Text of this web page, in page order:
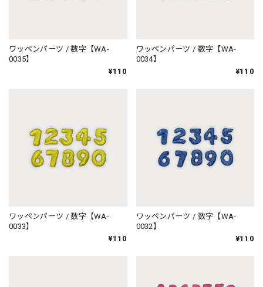
ワッペンパーツ / 数字【WA-
0035】
¥110
ワッペンパーツ / 数字【WA-
0034】
¥110
ワッペンパーツ / 数字【WA-
0033】
¥110
ワッペンパーツ / 数字【WA-
0032】
¥110